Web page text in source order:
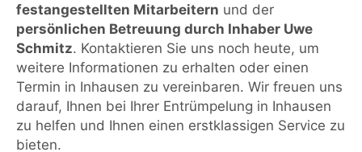
festangestellten Mitarbeitern und der
persönlichen Betreuung durch Inhaber Uwe
Schmitz. Kontaktieren Sie uns noch heute, um
weitere Informationen zu erhalten oder einen
Termin in Inhausen zu vereinbaren. Wir freuen uns
darauf, Ihnen bei Ihrer Entrümpelung in Inhausen
zu helfen und Ihnen einen erstklassigen Service zu
bieten.